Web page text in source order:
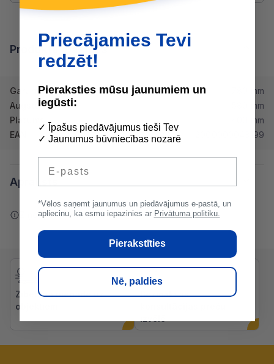
Produkta īpašības
Garums
780 mm
Augstums
580 mm
Platums
400 mm
EAN
2000000043199
Apraksts
Ziņot par kļūdu saturā
Zibenīga piegāde uz
objektiem
Bezmaksas
Priecājamies Tevi
redzēt!
Pieraksties mūsu jaunumiem un
iegūsti:
✓ Īpašus piedāvājumus tieši Tev
✓ Jaunumus būvniecības nozarē
*Vēlos saņemt jaunumus un piedāvājumus e-pastā, un
apliecinu, ka esmu iepazinies ar Privātuma politiku.
Pierakstīties
Nē, paldies